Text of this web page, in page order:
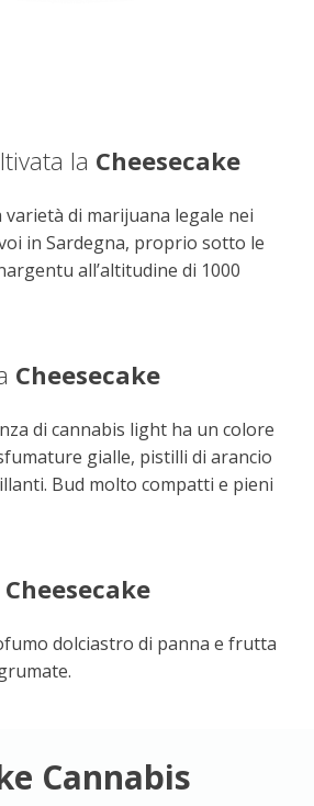
la Cheesecake
di marijuana legale nei
in Sardegna, proprio sotto le
all’altitudine di 1000
Cheesecake
di cannabis light ha un colore
gialle, pistilli di arancio
Bud molto compatti e pieni
Cheesecake
dolciastro di panna e frutta
Cannabis